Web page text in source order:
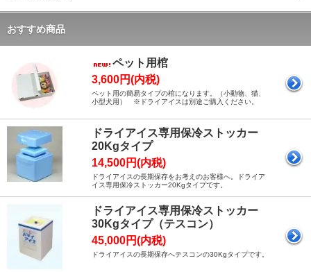
おすすめ商品
ペット用棺
3,600円(内税)
ペット用の簡易タイプの棺になります。（小動物、猫、
小型犬用） ※ドライアイスは別途ご購入ください。
ドライアイス専用保冷ストッカー
20Kgタイプ
14,500円(内税)
ドライアイスの長期保存をお考えのお客様へ。ドライア
イス専用保冷ストッカー20Kgタイプです。
ドライアイス専用保冷ストッカー
30Kgタイプ（テスコン）
45,000円(内税)
ドライアイスの長期保存へテスコンの30Kgタイプです。